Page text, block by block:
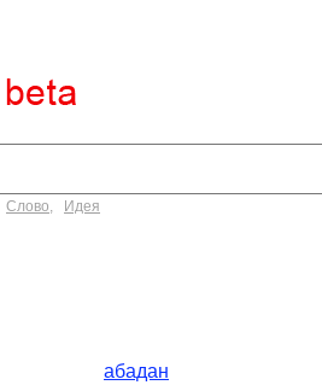
Слово, Идея
абадан